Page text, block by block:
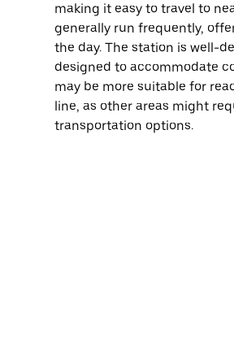
making it easy to travel to
generally run frequently,
the day. The station is well-
designed to accommodate
may be more suitable for
line, as other areas might
transportation options.